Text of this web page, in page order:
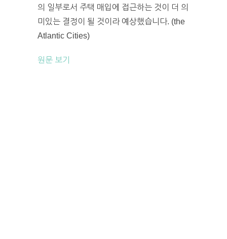
의 일부로서 주택 매입에 접근하는 것이 더 의
미있는 결정이 될 것이라 예상했습니다. (the
Atlantic Cities)
원문 보기